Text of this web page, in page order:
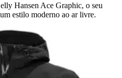
Hansen Ace Graphic, o seu
estilo moderno ao ar livre.